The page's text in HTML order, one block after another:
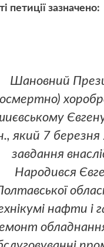
петиції зазначено:
Шановний
який 7 березня
завдання
Народився
нафти і
обладнання